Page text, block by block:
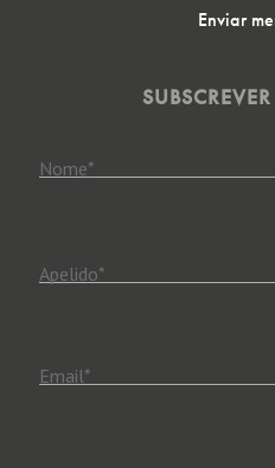
Enviar
Nome*
Apelido*
Email*